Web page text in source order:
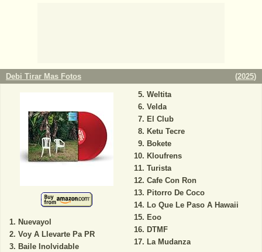
Debi Tirar Mas Fotos (2025)
Nuevayol
Voy A Llevarte Pa PR
Baile Inolvidable
Weltita
Velda
El Club
Ketu Tecre
Bokete
Kloufrens
Turista
Cafe Con Ron
Pitorro De Coco
Lo Que Le Paso A Hawaii
Eoo
DTMF
La Mudanza